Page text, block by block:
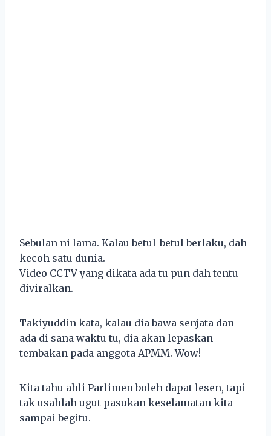
Sebulan ni lama. Kalau betul-betul berlaku, dah
kecoh satu dunia.
Video CCTV yang dikata ada tu pun dah tentu
diviralkan.
Takiyuddin kata, kalau dia bawa senjata dan
ada di sana waktu tu, dia akan lepaskan
tembakan pada anggota APMM. Wow!
Kita tahu ahli Parlimen boleh dapat lesen, tapi
tak usahlah ugut pasukan keselamatan kita
sampai begitu.